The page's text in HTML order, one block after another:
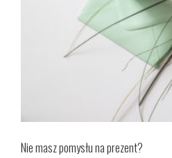
Nie masz pomysłu na prezent?